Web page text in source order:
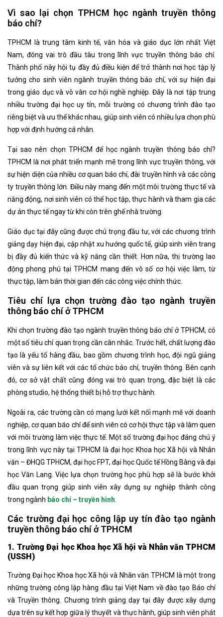
Vì sao lại chọn TPHCM học ngành truyền thông
báo chí?
TPHCM là trung tâm kinh tế, văn hóa và giáo dục lớn nhất Việt
Nam, đóng vai trò đầu tàu trong lĩnh vực truyền thông báo chí.
Thành phố này hội tụ đầy đủ điều kiện để trở thành nơi học tập lý
tưởng cho sinh viên ngành truyền thông báo chí, với sự hiện đại
trong giáo dục và vô vàn cơ hội nghề nghiệp. Đây là nơi tập trung
nhiều trường đại học uy tín, mỗi trường có chương trình đào tạo
riêng biệt và ưu thế khác nhau, giúp sinh viên có nhiều lựa chọn phù
hợp với định hướng cá nhân.
Tại sao nên chọn TPHCM để học ngành truyền thông báo chí?
TPHCM là nơi phát triển mạnh mẽ trong lĩnh vực truyền thông, với
sự hiện diện của nhiều cơ quan báo chí, đài truyền hình và các công
ty truyền thông lớn. Điều này mang đến một môi trường thực tế và
năng động, nơi sinh viên có thể học tập, thực hành và tham gia các
dự án thực tế ngay từ khi còn trên ghế nhà trường.
Giáo dục tại đây cũng được chú trọng đầu tư, với các chương trình
giảng dạy hiện đại, cập nhật xu hướng quốc tế, giúp sinh viên trang
bị đầy đủ kiến thức và kỹ năng cần thiết. Hơn nữa, thị trường lao
động phong phú tại TPHCM mang đến vô số cơ hội việc làm, từ
thực tập, làm bán thời gian đến các công việc chính thức.
Tiêu chí lựa chọn trường đào tạo ngành truyền
thông báo chí ở TPHCM
Khi chọn trường đào tạo ngành truyền thông báo chí ở TPHCM, có
một số tiêu chí quan trọng cần cân nhắc. Trước hết, chất lượng đào
tạo là yếu tố hàng đầu, bao gồm chương trình học, đội ngũ giảng
viên và sự liên kết với các tổ chức báo chí, truyền thông. Bên cạnh
đó, cơ sở vật chất cũng đóng vai trò quan trọng, đặc biệt là các
phòng studio, hệ thống thiết bị hỗ trợ thực hành.
Ngoài ra, các trường cần có mạng lưới kết nối mạnh mẽ với doanh
nghiệp, cơ quan báo chí để sinh viên có cơ hội thực tập và làm quen
với môi trường làm việc thực tế. Một số trường đại học đáng chú ý
trong lĩnh vực này tại TPHCM là đại học Khoa học Xã hội và Nhân
văn – ĐHQG TPHCM, đại học FPT, đại học Quốc tế Hồng Bàng và đại
học Văn Lang. Việc lựa chọn trường học phù hợp sẽ là bước khởi
đầu quan trọng giúp sinh viên xây dựng sự nghiệp thành công
trong ngành báo chí – truyền hình.
Các trường đại học công lập uy tín đào tạo ngành
truyền thông báo chí ở TPHCM
1. Trường Đại học Khoa học Xã hội và Nhân văn TPHCM
(USSH)
Trường Đại học Khoa học Xã hội và Nhân văn TPHCM là một trong
những trường công lập hàng đầu tại Việt Nam về đào tạo Báo chí
và Truyền thông. Chương trình giảng dạy tại đây được xây dựng
dựa trên sự kết hợp giữa lý thuyết và thực hành, giúp sinh viên phát